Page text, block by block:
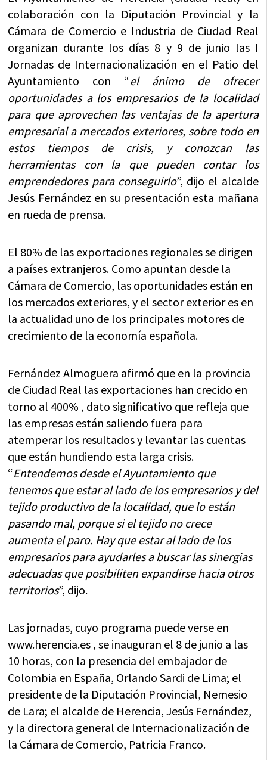
colaboración con la Diputación Provincial y la
Cámara de Comercio e Industria de Ciudad Real
organizan durante los días 8 y 9 de junio las I
Jornadas de Internacionalización en el Patio del
Ayuntamiento con “el ánimo de ofrecer
oportunidades a los empresarios de la localidad
para que aprovechen las ventajas de la apertura
empresarial a mercados exteriores, sobre todo en
estos tiempos de crisis, y conozcan las
herramientas con la que pueden contar los
emprendedores para conseguirlo”, dijo el alcalde
Jesús Fernández en su presentación esta mañana
en rueda de prensa.
El 80% de las exportaciones regionales se dirigen
a países extranjeros. Como apuntan desde la
Cámara de Comercio, las oportunidades están en
los mercados exteriores, y el sector exterior es en
la actualidad uno de los principales motores de
crecimiento de la economía española.
Fernández Almoguera afirmó que en la provincia
de Ciudad Real las exportaciones han crecido en
torno al 400% , dato significativo que refleja que
las empresas están saliendo fuera para
atemperar los resultados y levantar las cuentas
que están hundiendo esta larga crisis.
“Entendemos desde el Ayuntamiento que
tenemos que estar al lado de los empresarios y del
tejido productivo de la localidad, que lo están
pasando mal, porque si el tejido no crece
aumenta el paro. Hay que estar al lado de los
empresarios para ayudarles a buscar las sinergias
adecuadas que posibiliten expandirse hacia otros
territorios”, dijo.
Las jornadas, cuyo programa puede verse en
www.herencia.es , se inauguran el 8 de junio a las
10 horas, con la presencia del embajador de
Colombia en España, Orlando Sardi de Lima; el
presidente de la Diputación Provincial, Nemesio
de Lara; el alcalde de Herencia, Jesús Fernández,
y la directora general de Internacionalización de
la Cámara de Comercio, Patricia Franco.